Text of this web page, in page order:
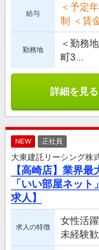
給与
＜予定
制 ＜賃
勤務地
＜勤務
町3...
詳細を見る
NEW 正社員
大東建託リーシング株
【高崎店】業界
「いい部屋ネッ
求人】
求人の特徴
女性活躍
未経験